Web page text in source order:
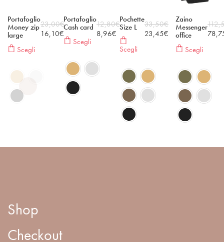
Portafoglio
Money zip
large
Scegli
23,00€
16,10€
Portafoglio
Cash card
Scegli
12,80€
8,96€
Pochette
Size L
Scegli
33,50€
23,45€
Zaino
Messenger
office
Scegli
Shop
Checkout